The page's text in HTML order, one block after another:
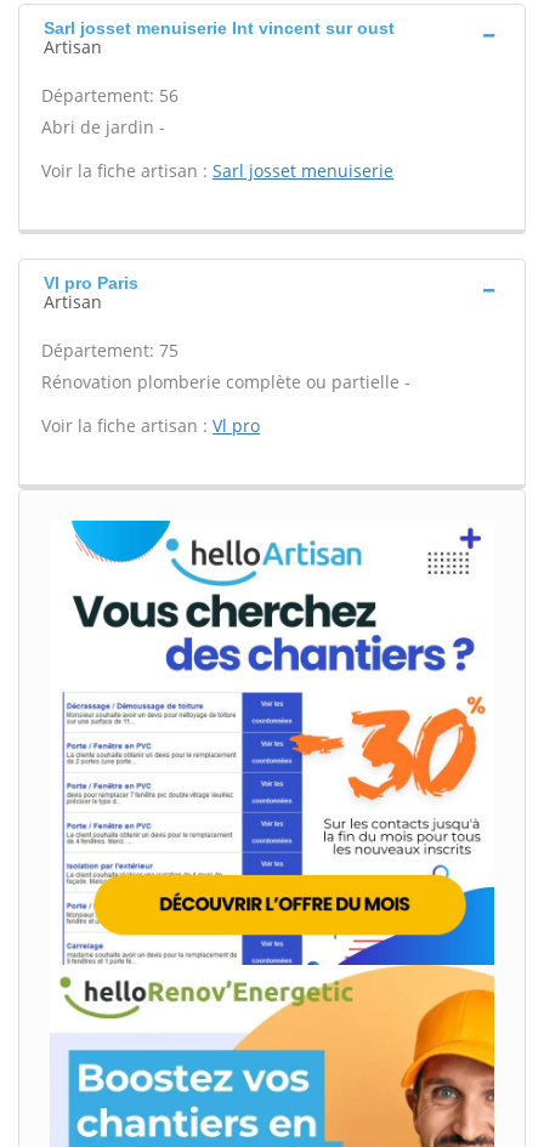
Sarl josset menuiserie Int vincent sur oust
Artisan
Département: 56
Abri de jardin -
Voir la fiche artisan : Sarl josset menuiserie
Vl pro Paris
Artisan
Département: 75
Rénovation plomberie complète ou partielle -
Voir la fiche artisan : Vl pro